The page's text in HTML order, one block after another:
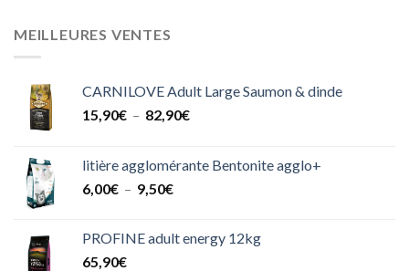
MEILLEURES VENTES
CARNILOVE Adult Large Saumon & dinde
15,90€ – 82,90€Plage
15,90€
litière agglomérante Bentonite agglo+
6,00€ – 9,50€Plage
6,00€
PROFINE adult energy 12kg
65,90€